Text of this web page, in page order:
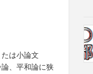
は小論文
、平和論に狭